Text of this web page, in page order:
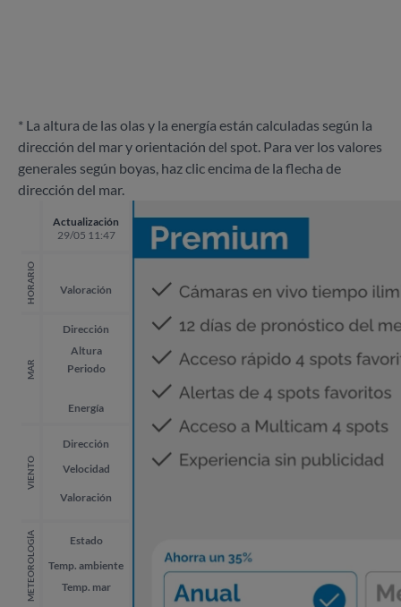
* La altura de las olas y la energía están calculadas según la
dirección del mar y orientación del spot. Para ver los valores
generales según boyas, haz clic encima de la flecha de
dirección del mar.
Actualización
29/05 11:47
HORARIO Valoración
MAR
Dirección
Altura
Periodo
Energía
VIENTO
Dirección
Velocidad
Valoración
METEOROLOGÍA
Estado
Temp. ambiente
Temp. mar